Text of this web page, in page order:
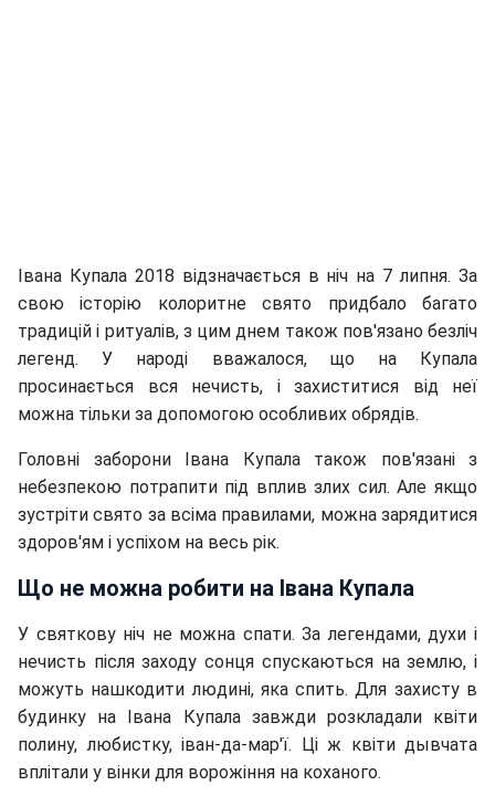
Івана Купала 2018 відзначається в ніч на 7 липня. За
свою історію колоритне свято придбало багато
традицій і ритуалів, з цим днем ​​також пов'язано безліч
легенд. У народі вважалося, що на Купала
просинається вся нечисть, і захиститися від неї
можна тільки за допомогою особливих обрядів.
Головні заборони Івана Купала також пов'язані з
небезпекою потрапити під вплив злих сил. Але якщо
зустріти свято за всіма правилами, можна зарядитися
здоров'ям і успіхом на весь рік.
Що не можна робити на Івана Купала
У святкову ніч не можна спати. За легендами, духи і
нечисть після заходу сонця спускаються на землю, і
можуть нашкодити людині, яка спить. Для захисту в
будинку на Івана Купала завжди розкладали квіти
полину, любистку, іван-да-мар'ї. Ці ж квіти дывчата
вплітали у вінки для ворожіння на коханого.